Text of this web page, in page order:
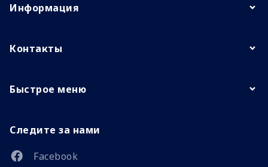
Информация
Контакты
Быстрое меню
Следите за нами
Facebook